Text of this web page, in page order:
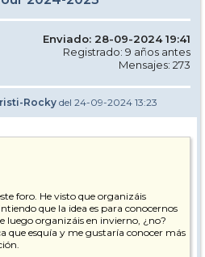
Enviado: 28-09-2024 19:41
Registrado: 9 años antes
Mensajes: 273
Rocky del 24-09-2024 13:23
foro. He visto que organizáis
que la idea es para conocernos
luego organizáis en invierno, ¿no?
que esquía y me gustaría conocer más